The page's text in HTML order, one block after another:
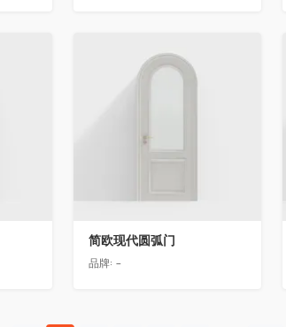
简欧现代圆弧门
品牌: -